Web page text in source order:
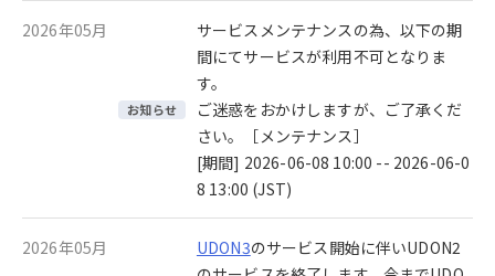
2026年05月
お知らせ
サービスメンテナンスの為、以下の期
間にてサービスが利用不可となりま
す。
ご迷惑をおかけしますが、ご了承くだ
さい。［メンテナンス］
[期間] 2026-06-08 10:00 -- 2026-06-0
8 13:00 (JST)
2026年05月 UDON3のサービス開始に伴いUDON2